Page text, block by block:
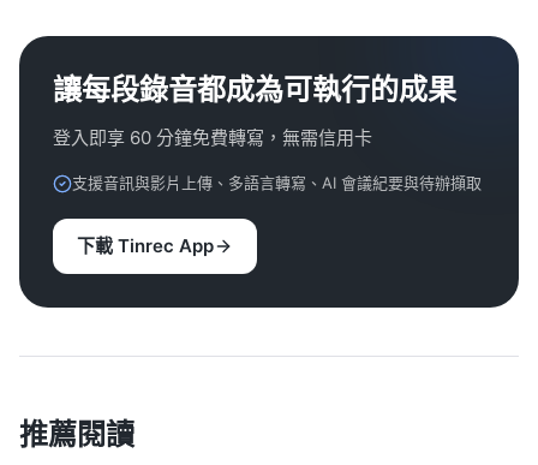
讓每段錄音都成為可執行的成果
登入即享 60 分鐘免費轉寫，無需信用卡
支援音訊與影片上傳、多語言轉寫、AI 會議紀要與待辦擷取
下載 Tinrec App
推薦閱讀